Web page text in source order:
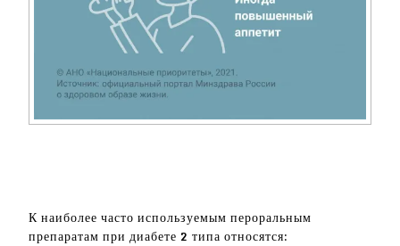
К наиболее часто используемым пероральным
препаратам при диабете 2 типа относятся: